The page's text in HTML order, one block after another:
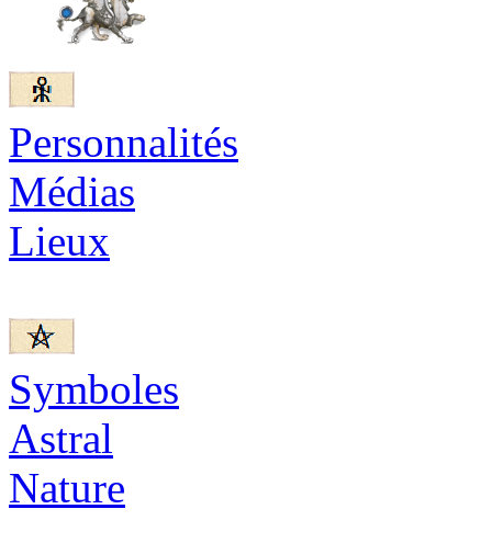
Personnalités
Médias
Lieux
Symboles
Astral
Nature